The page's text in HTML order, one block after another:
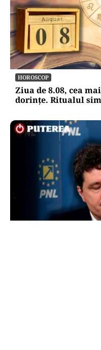
HOROSCOP
Ziua de 8.08, cea
dorințe. Ritualul